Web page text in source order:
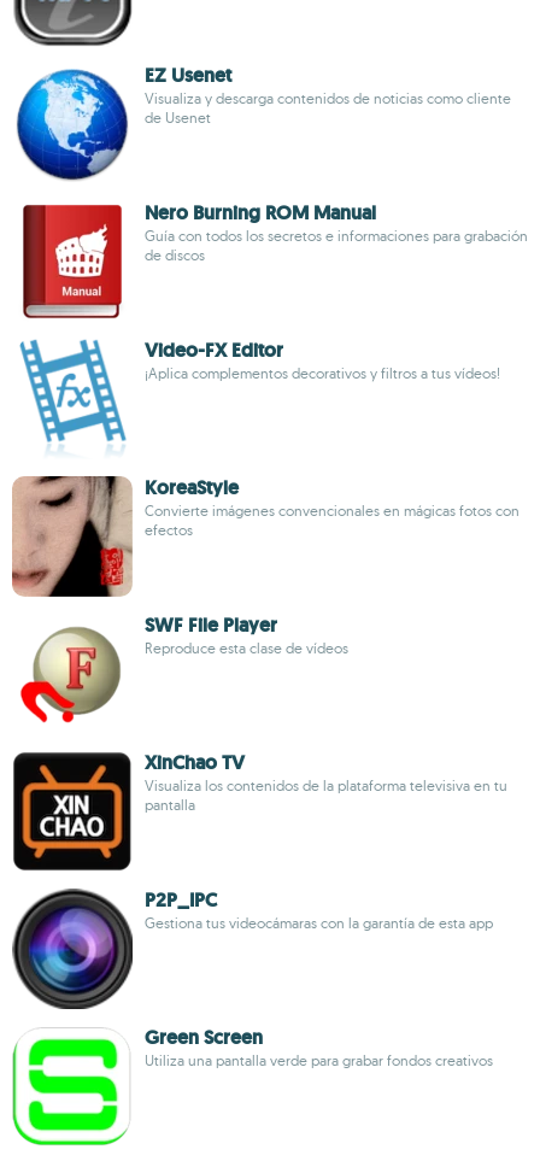
EZ Usenet
Visualiza y descarga contenidos de noticias como cliente
de Usenet
Nero Burning ROM Manual
Guía con todos los secretos e informaciones para grabación
de discos
Video-FX Editor
¡Aplica complementos decorativos y filtros a tus vídeos!
KoreaStyle
Convierte imágenes convencionales en mágicas fotos con
efectos
SWF File Player
Reproduce esta clase de vídeos
XinChao TV
Visualiza los contenidos de la plataforma televisiva en tu
pantalla
P2P_IPC
Gestiona tus videocámaras con la garantía de esta app
Green Screen
Utiliza una pantalla verde para grabar fondos creativos